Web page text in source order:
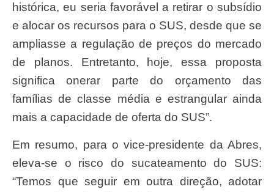
histórica, eu seria favorável a retirar o subsídio
e alocar os recursos para o SUS, desde que se
ampliasse a regulação de preços do mercado
de planos. Entretanto, hoje, essa proposta
significa onerar parte do orçamento das
famílias de classe média e estrangular ainda
mais a capacidade de oferta do SUS”.
Em resumo, para o vice-presidente da Abres,
eleva-se o risco do sucateamento do SUS:
“Temos que seguir em outra direção, adotar